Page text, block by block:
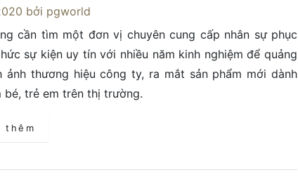
bởi pgworld
cần tìm một đơn vị chuyên cung cấp nhân sự phục
sự kiện uy tín với nhiều năm kinh nghiệm để quảng
ảnh thương hiệu công ty, ra mắt sản phẩm mới dành
bé, trẻ em trên thị trường.
thêm